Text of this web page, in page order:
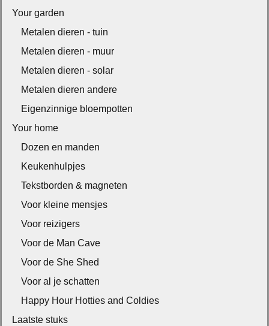
Your garden
Metalen dieren - tuin
Metalen dieren - muur
Metalen dieren - solar
Metalen dieren andere
Eigenzinnige bloempotten
Your home
Dozen en manden
Keukenhulpjes
Tekstborden & magneten
Voor kleine mensjes
Voor reizigers
Voor de Man Cave
Voor de She Shed
Voor al je schatten
Happy Hour Hotties and Coldies
Laatste stuks